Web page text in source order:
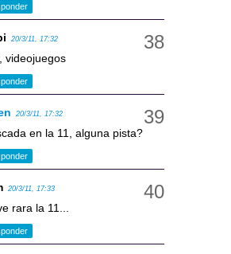
20/3/11, 17:32
videojuegos
20/3/11, 17:32
en la 11, alguna pista?
20/3/11, 17:33
rara la 11...